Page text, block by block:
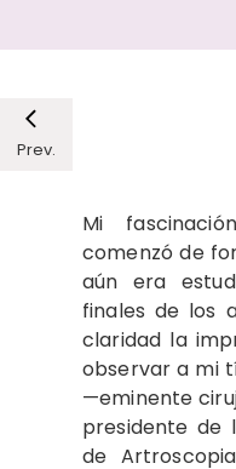
Prev.
Mi
comenzó de
aún era
finales de los
claridad la
observar a mi
—eminente
presidente de
de